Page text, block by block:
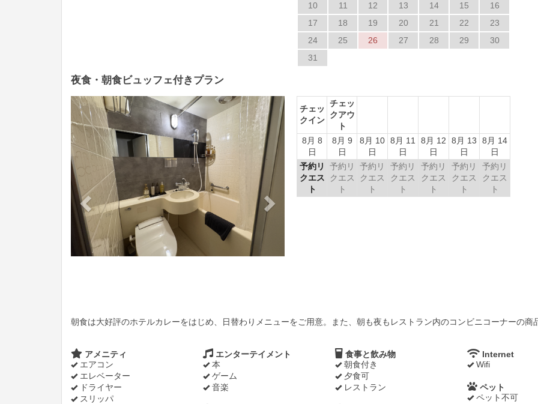
10
11 12 13 14 15
16
17
18 19 20 21 22
23
24
25 26 27 28 29
30
31
夜食・朝食ビュッフェ付きプラン
Previous Next
チェッ
クイン
チェッ
クアウ
ト
8月 8
日
8月 9
日
8月 10
日
8月 11
日
8月 12
日
8月 13
日
8月 14
日
予約リ
クエス
ト
予約リ
クエス
ト
予約リ
クエス
ト
予約リ
クエス
ト
予約リ
クエス
ト
予約リ
クエス
ト
予約リ
クエス
ト
朝食は大好評のホテルカレーをはじめ、日替わりメニューをご用意。また、朝も夜もレストラン内のコンビニコーナーの商
アメニティ
エアコン
エレベーター
ドライヤー
スリッパ
エンターテイメント
本
ゲーム
音楽
食事と飲み物
朝食付き
夕食可
レストラン
Internet
Wifi
ペット
ペット不可